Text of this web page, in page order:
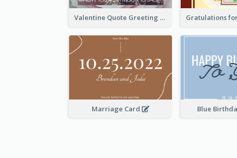
Valentine Quote Greeting Card
Marriage Card Blue